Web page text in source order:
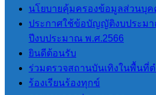
นโยบายคุ้มครองข้อมูลส่วนบุค
ประกาศใช้ข้อบัญญัติงบประมา
ปีงบประมาณ พ.ศ.2566
ยินดีต้อนรับ
ร่วมตรวจสถานบันเทิงในพื้นที่
ร้องเรียนร้องทุกข์
เมนูหลัก
หน้าแรก
ข้อมูลทั่วไป
ประวัติองค์การบริหารส่วนตำบ